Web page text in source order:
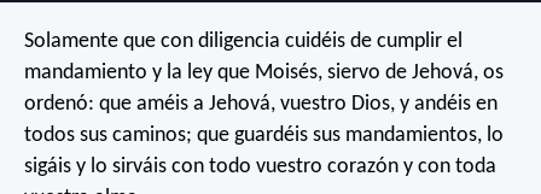
Solamente que con diligencia cuidéis de cumplir el
mandamiento y la ley que Moisés, siervo de Jehová, os
ordenó: que améis a Jehová, vuestro Dios, y andéis en
todos sus caminos; que guardéis sus mandamientos, lo
sigáis y lo sirváis con todo vuestro corazón y con toda